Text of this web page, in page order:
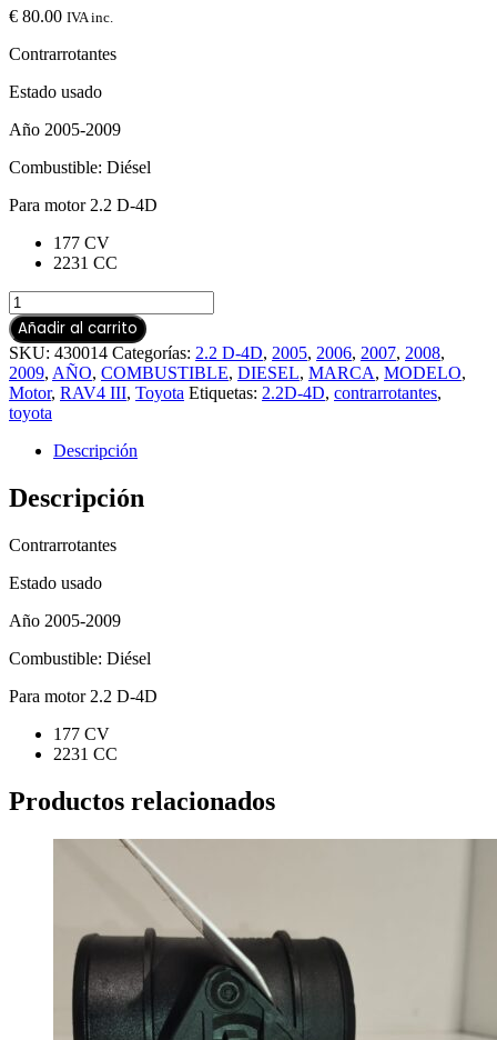
€ 80.00 IVA inc.
Contrarrotantes
Estado usado
Año 2005-2009
Combustible: Diésel
Para motor 2.2 D-4D
177 CV
2231 CC
Añadir al carrito
SKU: 430014 Categorías: 2.2 D-4D, 2005, 2006, 2007, 2008,
2009, AÑO, COMBUSTIBLE, DIESEL, MARCA, MODELO,
Motor, RAV4 III, Toyota Etiquetas: 2.2D-4D, contrarrotantes,
toyota
Descripción
Descripción
Contrarrotantes
Estado usado
Año 2005-2009
Combustible: Diésel
Para motor 2.2 D-4D
177 CV
2231 CC
Productos relacionados